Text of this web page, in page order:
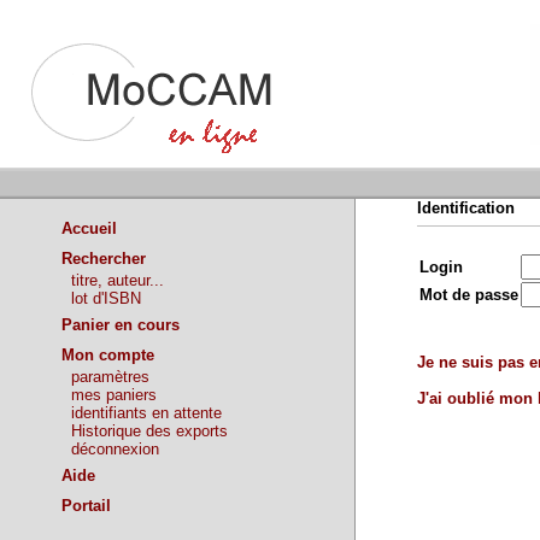
Accueil
Rechercher
titre, auteur...
lot d'ISBN
Panier en cours
Mon compte
paramètres
mes paniers
identifiants en attente
Historique des exports
déconnexion
Aide
Portail
Identification
Login
Mot de passe
Je ne suis pas
J'ai oublié mon